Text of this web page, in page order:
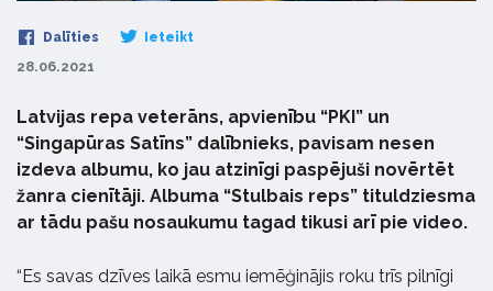
Dalīties Ieteikt
28.06.2021
Latvijas repa veterāns, apvienību “PKI” un
“Singapūras Satīns” dalībnieks, pavisam nesen
izdeva albumu, ko jau atzinīgi paspējuši novērtēt
žanra cienītāji. Albuma “Stulbais reps” tituldziesma
ar tādu pašu nosaukumu tagad tikusi arī pie video.
“Es savas dzīves laikā esmu iemēģinājis roku trīs pilnīgi